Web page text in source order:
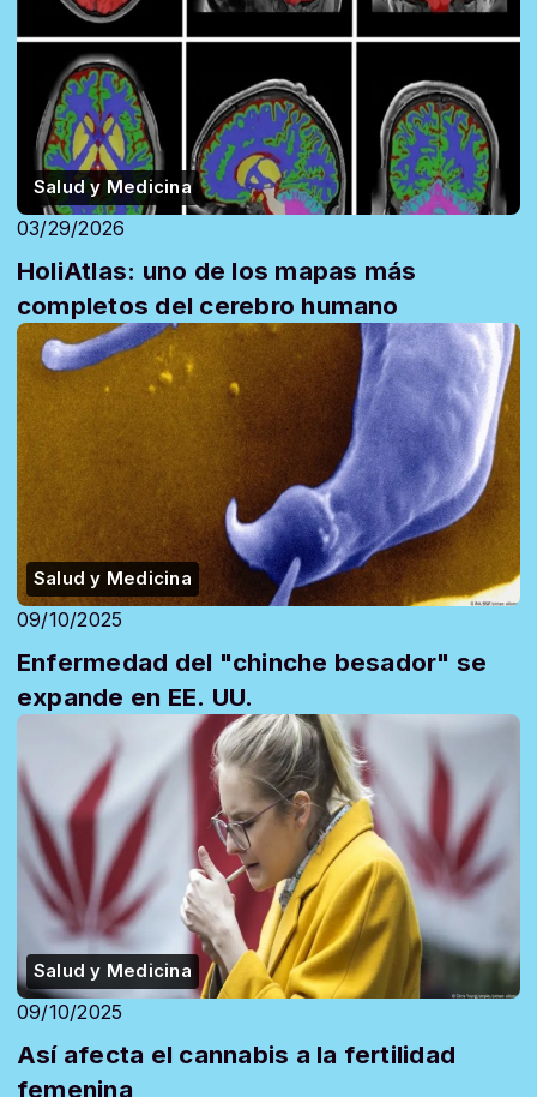
Salud y Medicina
03/29/2026
HoliAtlas: uno de los mapas más
completos del cerebro humano
Salud y Medicina
09/10/2025
Enfermedad del "chinche besador" se
expande en EE. UU.
Salud y Medicina
09/10/2025
Así afecta el cannabis a la fertilidad
femenina